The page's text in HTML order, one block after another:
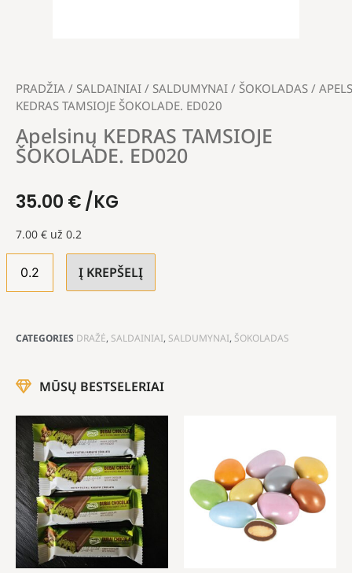
PRADŽIA / SALDAINIAI / SALDUMYNAI / ŠOKOLADAS /
KEDRAS TAMSIOJE ŠOKOLADE. ED020
Apelsinų KEDRAS TAMSIOJE
ŠOKOLADE. ED020
35.00 €/KG
7.00 € už 0.2
Į KREPŠELĮ
CATEGORIES DRAŽĖ, SALDAINIAI, SALDUMYNAI, ŠOKOLADAS
MŪSŲ BESTSELERIAI